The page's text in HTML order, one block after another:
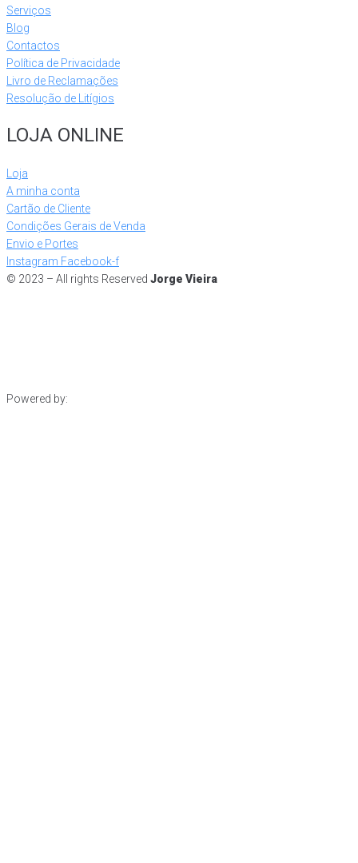
Serviços
Blog
Contactos
Política de Privacidade
Livro de Reclamações
Resolução de Litígios
LOJA ONLINE
Loja
A minha conta
Cartão de Cliente
Condições Gerais de Venda
Envio e Portes
Instagram Facebook-f
© 2023 – All rights Reserved Jorge Vieira
Powered by: